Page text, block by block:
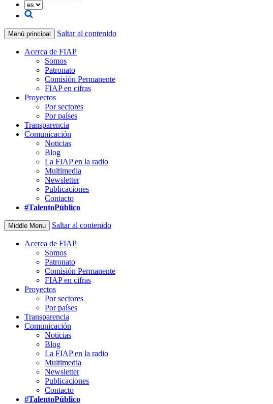
Menú principal Saltar al contenido
Acerca de FIAP
Somos
Patronato
Comisión Permanente
FIAP en cifras
Proyectos
Por sectores
Por países
Transparencia
Comunicación
Noticias
Blog
La FIAP en la radio
Multimedia
Newsletter
Publicaciones
Contacto
#TalentoPúblico
Middle Menu Saltar al contenido
Acerca de FIAP
Somos
Patronato
Comisión Permanente
FIAP en cifras
Proyectos
Por sectores
Por países
Transparencia
Comunicación
Noticias
Blog
La FIAP en la radio
Multimedia
Newsletter
Publicaciones
Contacto
#TalentoPúblico